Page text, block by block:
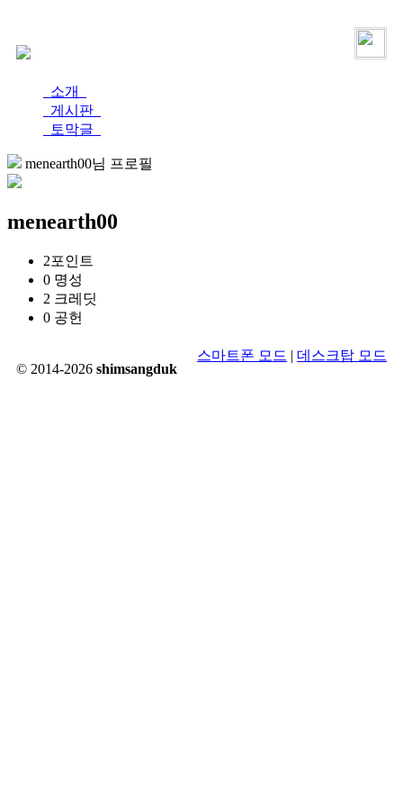
소개
게시판
토막글
menearth00님 프로필
menearth00
2포인트
0 명성
2 크레딧
0 공헌
© 2014-2026 shimsangduk
스마트폰 모드 | 데스크탑 모드